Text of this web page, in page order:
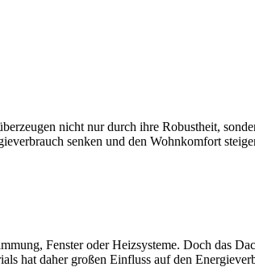
nicht nur durch ihre Robustheit,
senken und den Wohnkomfort
Fenster oder Heizsysteme. Doch das
hat daher großen Einfluss auf den